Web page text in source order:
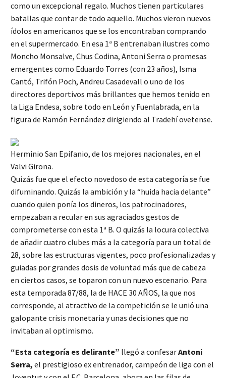
como un excepcional regalo. Muchos tienen particulares
batallas que contar de todo aquello. Muchos vieron nuevos
ídolos en americanos que se los encontraban comprando
en el supermercado. En esa 1ª B entrenaban ilustres como
Moncho Monsalve, Chus Codina, Antoni Serra o promesas
emergentes como Eduardo Torres (con 23 años), Isma
Cantó, Trifón Poch, Andreu Casadevall o uno de los
directores deportivos más brillantes que hemos tenido en
la Liga Endesa, sobre todo en León y Fuenlabrada, en la
figura de Ramón Fernández dirigiendo al Tradehí ovetense.
Herminio San Epifanio, de los mejores nacionales, en el
Valvi Girona.
Quizás fue que el efecto novedoso de esta categoría se fue
difuminando. Quizás la ambición y la “huida hacia delante”
cuando quien ponía los dineros, los patrocinadores,
empezaban a recular en sus agraciados gestos de
comprometerse con esta 1ª B. O quizás la locura colectiva
de añadir cuatro clubes más a la categoría para un total de
28, sobre las estructuras vigentes, poco profesionalizadas y
guiadas por grandes dosis de voluntad más que de cabeza
en ciertos casos, se toparon con un nuevo escenario. Para
esta temporada 87/88, la de HACE 30 AÑOS, la que nos
corresponde, al atractivo de la competición se le unió una
galopante crisis monetaria y unas decisiones que no
invitaban al optimismo.
“Esta categoría es delirante” llegó a confesarAntoni
Serra, el prestigioso ex entrenador, campeón de liga con el